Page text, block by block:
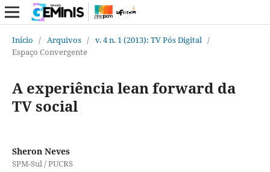
Início / Arquivos / v. 4 n. 1 (2013): TV Pós Digital /
Espaço Convergente
A experiência lean forward da
TV social
Sheron Neves
SPM-Sul / PUCRS